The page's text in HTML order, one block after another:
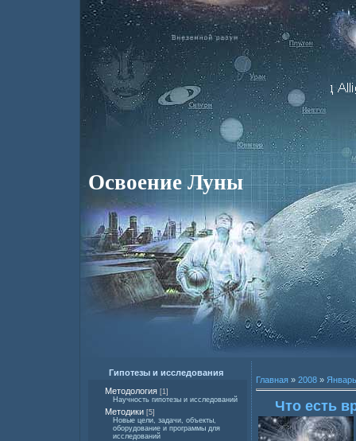
Освоение Луны
Гипотезы и исследования
Методология [1]
Научность гипотезы и исследований
Методики [5]
Новые цели, задачи, объекты,
оборудование и программы для
исследований
Главная » 2008 » Январь
Что есть